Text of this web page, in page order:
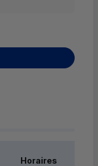
Horaires